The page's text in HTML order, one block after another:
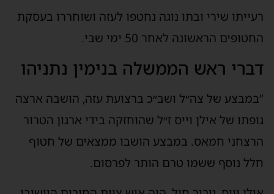
רעייתו שירי ובתו נוגה נחטפו לעזה ושוחררו בעסקת
החטופים הראשונה לאחר 50 ימי שבי.
דברי ראש הממשלה בנימין נתניהו
“‏במבצע של צה״ל ושב״כ ברצועת עזה, הושבה ארצה
גופתו של אילן וייס ז״ל שהוחזקה בידי ארגון הטרור
הרצחני חמאס. במבצע הושבו ממצאים של חטוף
חלל נוסף ששמו טרם הותר לפרסום.